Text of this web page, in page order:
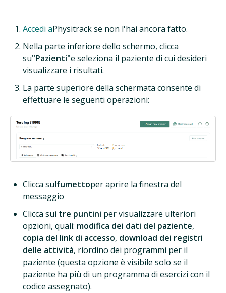
Accedi aPhysitrack se non l'hai ancora fatto.
Nella parte inferiore dello schermo, clicca
su"Pazienti"e seleziona il paziente di cui desideri
visualizzare i risultati.
La parte superiore della schermata consente di
effettuare le seguenti operazioni:
Clicca sulfumettoper aprire la finestra del
messaggio
Clicca sui tre puntini per visualizzare ulteriori
opzioni, quali: modifica dei dati del paziente,
copia del link di accesso, download dei registri
delle attività, riordino dei programmi per il
paziente (questa opzione è visibile solo se il
paziente ha più di un programma di esercizi con il
codice assegnato).